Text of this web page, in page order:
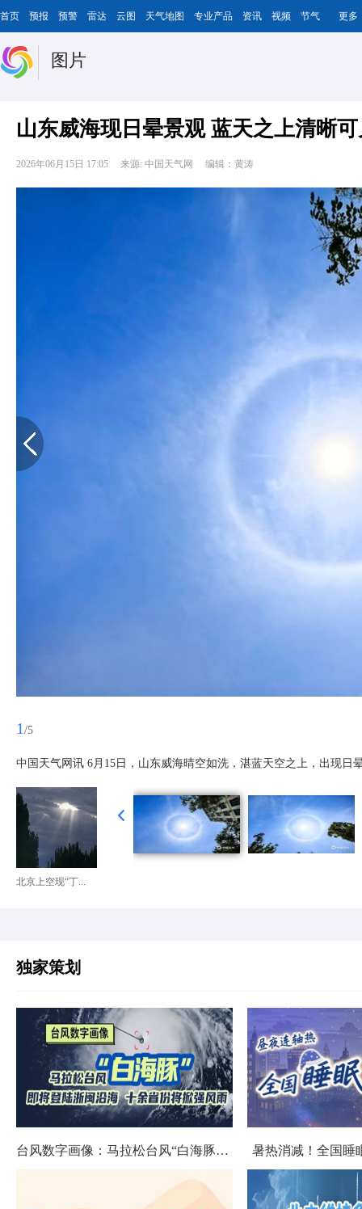
首页 预报 预警 雷达 云图 天气地图 专业产品 资讯 视频 节气 更多
图片
山东威海现日晕景观 蓝天之上清晰
2026年06月15日 17:05 来源: 中国天气网 编辑：黄涛
1 /5
中国天气网讯 6月15日，山东威海晴空如洗，湛蓝天空之上，出现
北京上空现“丁...
独家策划
台风数字画像：马拉松台风“白海豚”将影响十余省份 暑热消减！全国睡